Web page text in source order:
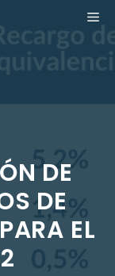
DE
DE
EL